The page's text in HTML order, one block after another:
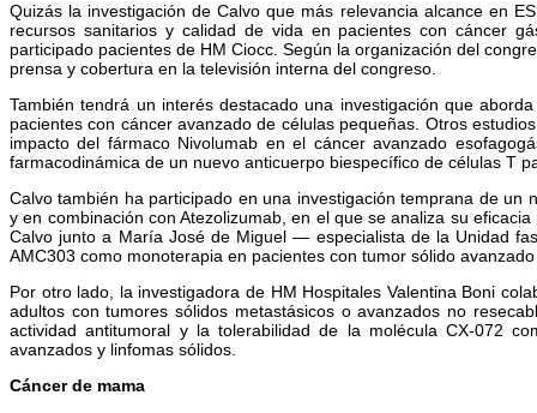
Quizás la investigación de Calvo que más relevancia alcance en
recursos sanitarios y calidad de vida en pacientes con cáncer
participado pacientes de HM Ciocc. Según la organización del
prensa y cobertura en la televisión interna del congreso.
También tendrá un interés destacado una investigación que
pacientes con cáncer avanzado de células pequeñas. Otros
impacto del fármaco Nivolumab en el cáncer avanzado
farmacodinámica de un nuevo anticuerpo biespecífico de células T
Calvo también ha participado en una investigación temprana de
y en combinación con Atezolizumab, en el que se analiza su
Calvo junto a María José de Miguel — especialista de la Unidad
AMC303 como monoterapia en pacientes con tumor sólido
Por otro lado, la investigadora de HM Hospitales Valentina Boni
adultos con tumores sólidos metastásicos o avanzados no
actividad antitumoral y la tolerabilidad de la molécula CX-072
avanzados y linfomas sólidos.
Cáncer de mama